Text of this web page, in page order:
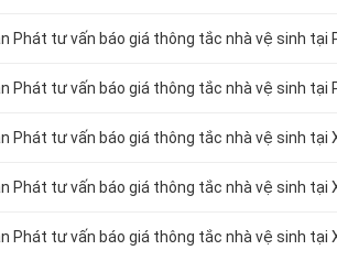
Phát tư vấn báo giá thông tắc nhà vệ sinh tại
Phát tư vấn báo giá thông tắc nhà vệ sinh tại
Phát tư vấn báo giá thông tắc nhà vệ sinh tại
Phát tư vấn báo giá thông tắc nhà vệ sinh tại
Phát tư vấn báo giá thông tắc nhà vệ sinh tại